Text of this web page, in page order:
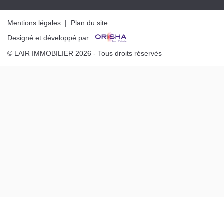
Mentions légales | Plan du site
Designé et développé par
© LAIR IMMOBILIER 2026 - Tous droits réservés